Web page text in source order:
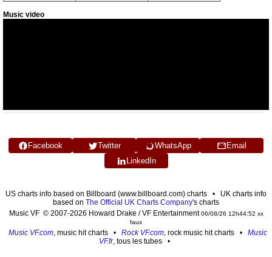
Music video
Facebook Twitter WhatsApp
Email
LinkedIn
US charts info based on Billboard (www.billboard.com) charts • UK charts info
based on The Official UK Charts Company's charts
Music VF © 2007-2026 Howard Drake / VF Entertainment06/08/26 12h44:52 xx
faux
Music VF.com, music hit charts • Rock VF.com, rock music hit charts • Music
VF.fr, tous les tubes •